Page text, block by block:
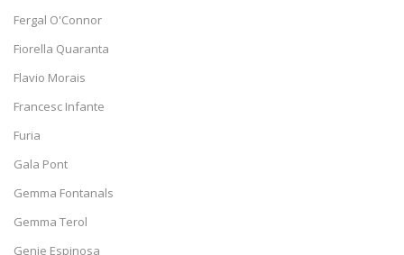
Fergal O'Connor
Fiorella Quaranta
Flavio Morais
Francesc Infante
Furia
Gala Pont
Gemma Fontanals
Gemma Terol
Genie Espinosa